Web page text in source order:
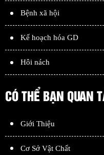
Bệnh xã hội
Kế hoạch hóa GD
Hôi nách
CÓ THỂ BẠN QUAN
Giới Thiệu
Cơ Sở Vật Chất